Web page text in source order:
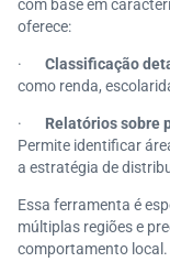
com base em
oferece:
· Classificação
como renda,
· Relatórios sobre
Permite identificar
a estratégia de
Essa ferramenta é
múltiplas regiões e
comportamento local.